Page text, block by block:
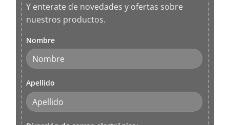
Y enterate de novedades y ofertas sobre
nuestros productos.
Nombre
Apellido